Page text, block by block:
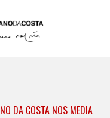
DA COSTA NOS MEDIA